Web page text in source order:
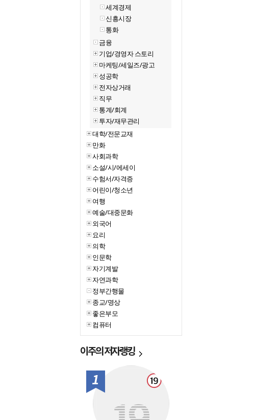
세계경제
신흥시장
통화
금융
기업/경영자 스토리
마케팅/세일즈/광고
성공학
전자상거래
직무
통계/회계
투자/재무관리
대학/전문교재
만화
사회과학
소설/시/에세이
수험서/자격증
어린이/청소년
여행
예술/대중문화
외국어
요리
의학
인문학
자기계발
자연과학
정부간행물
종교/명상
좋은부모
컴퓨터
이주의저자랭킹
1위